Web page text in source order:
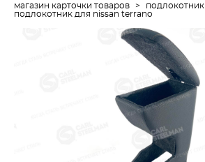
магазин карточки товаров >
подлокотник для nissan terrano